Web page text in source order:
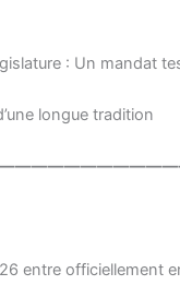
: Un mandat
longue tradition
entre officiellement